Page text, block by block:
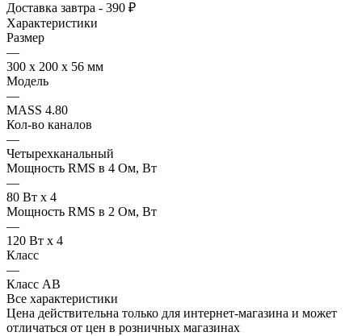
Доставка завтра - 390 ₽
Характеристики
Размер
—
300 x 200 x 56 мм
Модель
—
MASS 4.80
Кол-во каналов
—
Четырехканальный
Мощность RMS в 4 Ом, Вт
—
80 Вт x 4
Мощность RMS в 2 Ом, Вт
—
120 Вт x 4
Класс
—
Класс AB
Все характеристики
Цена действительна только для интернет-магазина и может
отличаться от цен в розничных магазинах